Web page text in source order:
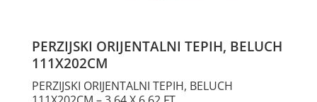
PERZIJSKI ORIJENTALNI TEPIH, BELUCH
111X202CM
PERZIJSKI ORIJENTALNI TEPIH, BELUCH